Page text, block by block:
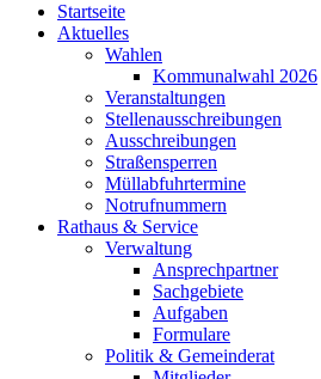
Startseite
Aktuelles
Wahlen
Kommunalwahl 2026
Veranstaltungen
Stellenausschreibungen
Ausschreibungen
Straßensperren
Müllabfuhrtermine
Notrufnummern
Rathaus & Service
Verwaltung
Ansprechpartner
Sachgebiete
Aufgaben
Formulare
Politik & Gemeinderat